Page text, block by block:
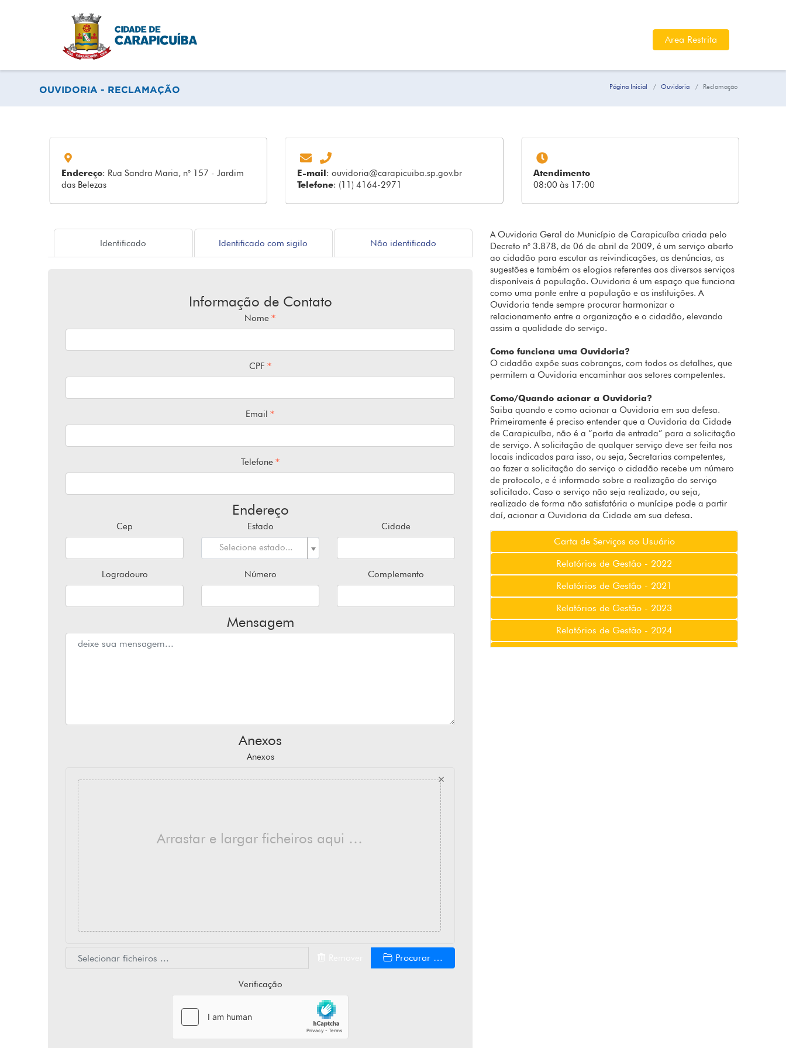
Area Restrita
OUVIDORIA - RECLAMAÇÃO Página Inicial Ouvidoria Reclamação
Endereço: Rua Sandra Maria, n° 157 - Jardim
das Belezas
E-mail:ouvidoria@carapicuiba.sp.gov.br
Telefone: (11) 4164-2971
Atendimento
08:00 às 17:00
Identificado Identificado com sigilo Não identificado
Informação de Contato
Nome
CPF
Email
Telefone
Endereço
Cep
Estado
Selecione estado...
Cidade
Logradouro Número Complemento
Mensagem
Anexos
Anexos
×
Arrastar e largar ficheiros aqui …
Procurar …
Verificação
A Ouvidoria Geral do Município de Carapicuíba criada pelo
Decreto n° 3.878, de 06 de abril de 2009, é um serviço aberto
ao cidadão para escutar as reivindicações, as denúncias, as
sugestões e também os elogios referentes aos diversos serviços
disponíveis á população. Ouvidoria é um espaço que funciona
como uma ponte entre a população e as instituições. A
Ouvidoria tende sempre procurar harmonizar o
relacionamento entre a organização e o cidadão, elevando
assim a qualidade do serviço.
Como funciona uma Ouvidoria?
O cidadão expõe suas cobranças, com todos os detalhes, que
permitem a Ouvidoria encaminhar aos setores competentes.
Como/Quando acionar a Ouvidoria?
Saiba quando e como acionar a Ouvidoria em sua defesa.
Primeiramente é preciso entender que a Ouvidoria da Cidade
de Carapicuíba, não é a “porta de entrada” para a solicitação
de serviço. A solicitação de qualquer serviço deve ser feita nos
locais indicados para isso, ou seja, Secretarias competentes,
ao fazer a solicitação do serviço o cidadão recebe um número
de protocolo, e é informado sobre a realização do serviço
solicitado. Caso o serviço não seja realizado, ou seja,
realizado de forma não satisfatória o munícipe pode a partir
daí, acionar a Ouvidoria da Cidade em sua defesa.
Carta de Serviços ao Usuário
Relatórios de Gestão - 2022
Relatórios de Gestão - 2021
Relatórios de Gestão - 2023
Relatórios de Gestão - 2024